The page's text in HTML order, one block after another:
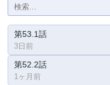
第53.1話
3日前
第52.2話
1ヶ月前